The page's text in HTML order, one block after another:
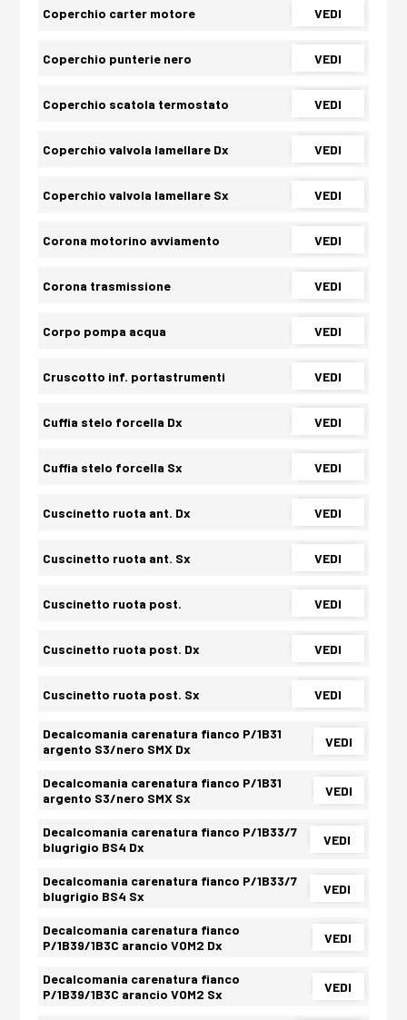
Coperchio carter motore VEDI
Coperchio punterie nero VEDI
Coperchio scatola termostato VEDI
Coperchio valvola lamellare Dx VEDI
Coperchio valvola lamellare Sx VEDI
Corona motorino avviamento VEDI
Corona trasmissione VEDI
Corpo pompa acqua VEDI
Cruscotto inf. portastrumenti VEDI
Cuffia stelo forcella Dx VEDI
Cuffia stelo forcella Sx VEDI
Cuscinetto ruota ant. Dx VEDI
Cuscinetto ruota ant. Sx VEDI
Cuscinetto ruota post. VEDI
Cuscinetto ruota post. Dx VEDI
Cuscinetto ruota post. Sx VEDI
Decalcomania carenatura fianco P/1B31
argento S3/nero SMX Dx
VEDI
Decalcomania carenatura fianco P/1B31
argento S3/nero SMX Sx
VEDI
Decalcomania carenatura fianco P/1B33/7
blugrigio BS4 Dx
VEDI
Decalcomania carenatura fianco P/1B33/7
blugrigio BS4 Sx
VEDI
Decalcomania carenatura fianco
P/1B39/1B3C arancio VOM2 Dx
VEDI
Decalcomania carenatura fianco
P/1B39/1B3C arancio VOM2 Sx
VEDI